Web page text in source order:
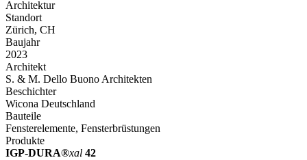
Architektur
Standort
Zürich, CH
Baujahr
2023
Architekt
S. & M. Dello Buono Architekten
Beschichter
Wicona Deutschland
Bauteile
Fensterelemente, Fensterbrüstungen
Produkte
IGP-DURA®xal 42